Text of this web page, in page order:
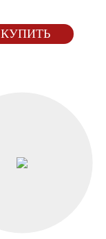
КУПИТЬ